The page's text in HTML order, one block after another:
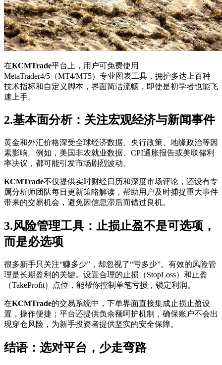
在KCMTrade平台上，用户可免费使用
MetaTrader4/5（MT4/MT5）专业图表工具，拥护多达上百种
技术指标和自定义脚本，界面简洁流畅，即使是初学者也能飞
速上手。
2.基本面分析：关注宏观经济与新闻事件
黄金和外汇价格深受全球经济数据、央行政策、地缘政治等因
素影响。例如，美国非农就业数据、CPI通胀报告或美联储利
率决议，都可能引发市场剧烈波动。
KCMTrade不仅提供实时财经日历和深度市场评论，还设有专
属分析师团队每日更新策略解读，帮助用户及时捕捉重大事件
带来的交易机会，避免因信息滞后而错过良机。
3.风险管理工具：止损止盈不是可选项，
而是必选项
很多新手只关注“赚多少”，却忽视了“亏多少”。有效的风险管
理是长期盈利的关键。设置合理的止损（StopLoss）和止盈
（TakeProfit）点位，能帮你控制单笔亏损，锁定利润。
在KCMTrade的交易系统中，下单界面直接集成止损止盈设
置，操作便捷；平台还提供负余额呵护机制，确保账户不会出
现穿仓风险，为新手投资者提供坚实的安全保障。
结语：选对平台，少走弯路